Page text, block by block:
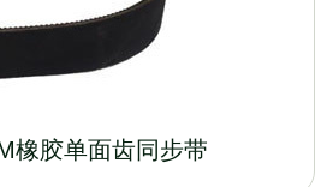
橡胶单面齿同步带